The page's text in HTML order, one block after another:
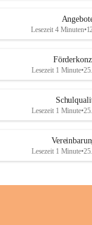
Lesezeit 4 Minuten•
Lesezeit 1 Minute•
Lesezeit 1 Minute•
Lesezeit 1 Minute•